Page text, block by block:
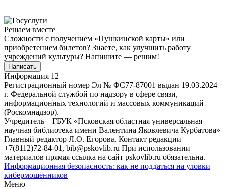
Решаем вместе
Сложности с получением «Пушкинской карты» или
приобретением билетов? Знаете, как улучшить работу
учреждений культуры? Напишите — решим!
Написать
Информация 12+
Регистрационный номер Эл № ФС77-87001 выдан 19.03.2024
г. Федеральной службой по надзору в сфере связи,
информационных технологий и массовых коммуникаций
(Роскомнадзор).
Учредитель – ГБУК «Псковская областная универсальная
научная библиотека имени Валентина Яковлевича Курбатова»
Главный редактор Л.О. Егорова. Контакт редакции
+7(8112)72-84-01, bib@pskovlib.ru При использовании
материалов прямая ссылка на сайт pskovlib.ru обязательна.
Информационная безопасность: как не поддаться на уловки
кибермошенников
Меню